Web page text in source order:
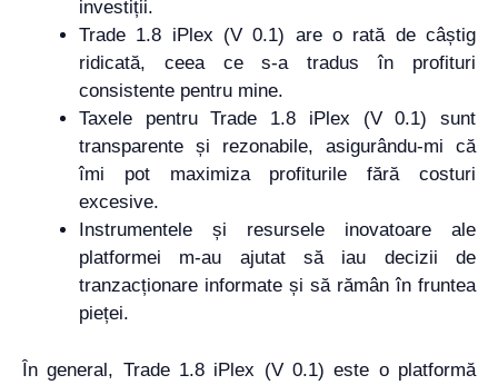
investiții.
Trade 1.8 iPlex (V 0.1) are o rată de câștig
ridicată, ceea ce s-a tradus în profituri
consistente pentru mine.
Taxele pentru Trade 1.8 iPlex (V 0.1) sunt
transparente și rezonabile, asigurându-mi că
îmi pot maximiza profiturile fără costuri
excesive.
Instrumentele și resursele inovatoare ale
platformei m-au ajutat să iau decizii de
tranzacționare informate și să rămân în fruntea
pieței.
În general, Trade 1.8 iPlex (V 0.1) este o platformă